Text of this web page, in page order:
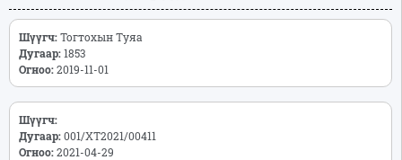
Шүүгч:Тогтохын Туяа
Дугаар:1853
Огноо:2019-11-01
Шүүгч:
Дугаар:001/ХТ2021/00411
Огноо:2021-04-29